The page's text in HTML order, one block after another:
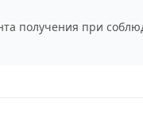
получения при